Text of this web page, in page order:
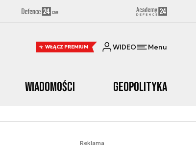
WŁĄCZ PREMIUM WIDEO Menu
Wiadomości Geopolityka
Reklama